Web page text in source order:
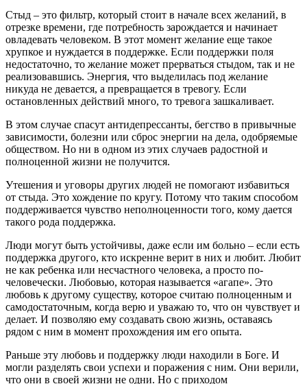
Стыд – это фильтр, который стоит в начале всех желаний, в
отрезке времени, где потребность зарождается и начинает
овладевать человеком. В этот момент желание еще такое
хрупкое и нуждается в поддержке. Если поддержки поля
недостаточно, то желание может прерваться стыдом, так и не
реализовавшись. Энергия, что выделилась под желание
никуда не девается, а превращается в тревогу. Если
остановленных действий много, то тревога зашкаливает.
В этом случае спасут антидепрессанты, бегство в привычные
зависимости, болезни или сброс энергии на дела, одобряемые
обществом. Но ни в одном из этих случаев радостной и
полноценной жизни не получится.
Утешения и уговоры других людей не помогают избавиться
от стыда. Это хождение по кругу. Потому что таким способом
поддерживается чувство неполноценности того, кому дается
такого рода поддержка.
Люди могут быть устойчивы, даже если им больно – если есть
поддержка другого, кто искренне верит в них и любит. Любит
не как ребенка или несчастного человека, а просто по-
человечески. Любовью, которая называется «агапе». Это
любовь к другому существу, которое считаю полноценным и
самодостаточным, когда верю и уважаю то, что он чувствует и
делает. И позволяю ему создавать свою жизнь, оставаясь
рядом с ним в момент прохождения им его опыта.
Раньше эту любовь и поддержку люди находили в Боге. И
могли разделять свои успехи и поражения с ним. Они верили,
что они в своей жизни не одни. Но с приходом